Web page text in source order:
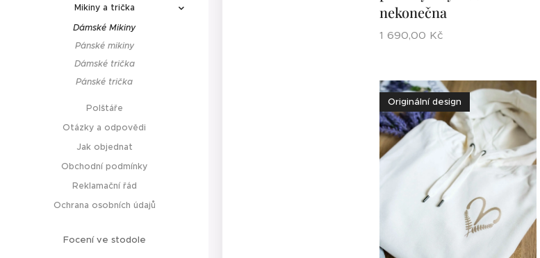
Mikiny a trička
Dámské Mikiny
Pánské mikiny
Dámské trička
Pánské trička
Polštáře
Otázky a odpovědi
Jak objednat
Obchodní podmínky
Reklamační řád
Ochrana osobních údajů
Focení ve stodole
nekonečna
1 690,00 Kč
Originální design